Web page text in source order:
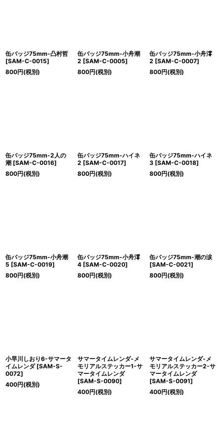
缶バッジ75mm-凸村哲
[SAM-C-0015]
800円(税別)
缶バッジ75mm-小舟潮
2 [SAM-C-0005]
800円(税別)
缶バッジ75mm-小舟澪
2 [SAM-C-0007]
800円(税別)
缶バッジ75mm-2人の
潮 [SAM-C-0016]
800円(税別)
缶バッジ75mm-ハイネ
2 [SAM-C-0017]
800円(税別)
缶バッジ75mm-ハイネ
3 [SAM-C-0018]
800円(税別)
缶バッジ75mm-小舟潮
5 [SAM-C-0019]
800円(税別)
缶バッジ75mm-小舟澪
4 [SAM-C-0020]
800円(税別)
缶バッジ75mm-潮の涙
[SAM-C-0021]
800円(税別)
小早川しおり6-サマータ
イムレンダ [SAM-S-
0072]
400円(税別)
サマータイムレンダ-メ
モリアルステッカー1-サ
マータイムレンダ
[SAM-S-0090]
400円(税別)
サマータイムレンダ-メ
モリアルステッカー2-サ
マータイムレンダ
[SAM-S-0091]
400円(税別)